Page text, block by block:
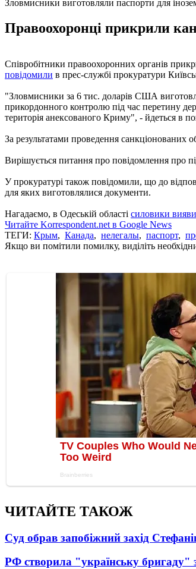
Зловмисники виготовляли паспорти для
Правоохоронці прикрили
Співробітники правоохоронних органів
повідомили в прес-службі прокуратури
"Зловмисники за 6 тис. доларів США
прикордонного контролю під час перетину
територія анексованого Криму", - йдеться в
За результатами проведення санкціонованих
Вирішується питання про повідомлення про
У прокуратурі також повідомили, що до
для яких виготовлялися документи.
Нагадаємо, в Одеській області силовики
Читайте Korrespondent.net в Google News
ТЕГИ: Крым, Канада, нелегалы, паспорт,
Якщо ви помітили помилку, виділіть
ЧИТАЙТЕ ТАКОЖ
Суд обрав запобіжний захід
РФ створила "українську бригаду"